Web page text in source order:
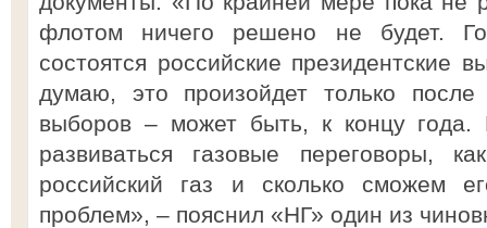
флотом ничего решено не будет.
состоятся российские президентские
думаю, это произойдет только после
выборов – может быть, к концу года.
развиваться газовые переговоры,
российский газ и сколько сможем
проблем», – пояснил «НГ» один из